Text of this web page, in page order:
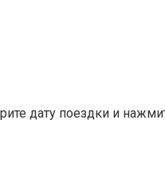
дату поездки и